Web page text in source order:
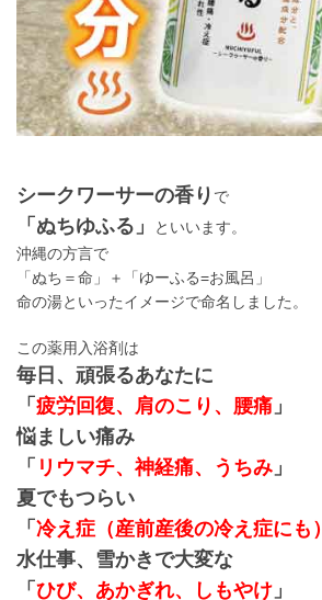
シークワーサーの香り で
「ぬちゆふる」
といいます。
沖縄の方言で
「ぬち＝命」＋「ゆーふる=お風呂」
命の湯といったイメージで命名しました。
この薬用入浴剤は
毎日、頑張るあなたに
「 疲労回復、肩のこり、腰痛 」
悩ましい痛み
「 リウマチ、神経痛、うちみ 」
夏でもつらい
「 冷え症（産前産後の冷え症にも）
水仕事、雪かきで大変な
「 ひび、あかぎれ、しもやけ 」